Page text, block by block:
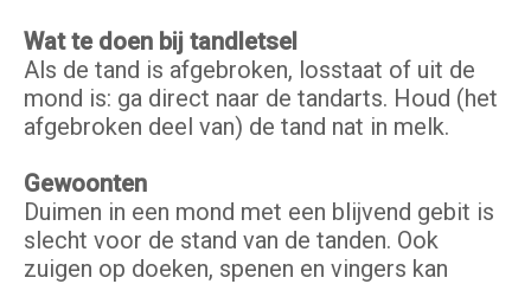
Wat te doen bij tandletsel
Als de tand is afgebroken, losstaat of uit de
mond is: ga direct naar de tandarts. Houd (het
afgebroken deel van) de tand nat in melk.
Gewoonten
Duimen in een mond met een blijvend gebit is
slecht voor de stand van de tanden. Ook
zuigen op doeken, spenen en vingers kan